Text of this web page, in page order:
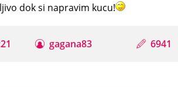
dok si napravim kucu!
gagana83 6941